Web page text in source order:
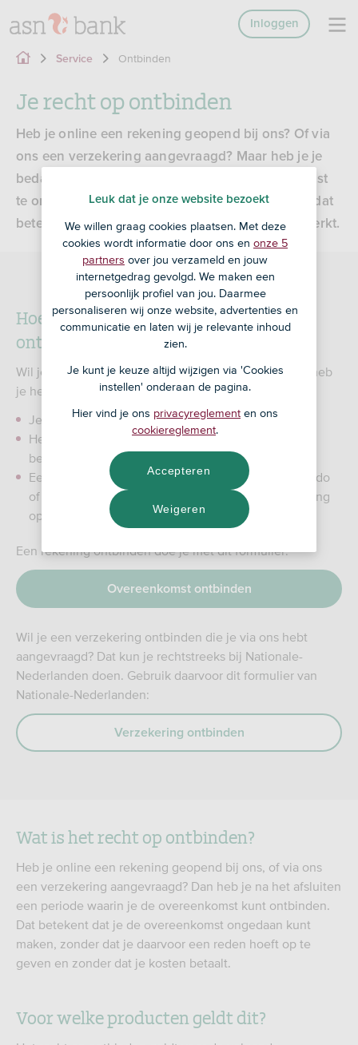
Inloggen
Service Ontbinden
Je recht op ontbinden
Heb je online een rekening geopend bij ons? Of via
ons een verzekering aangevraagd? Maar heb je je
bedacht? Dan heb je het recht om je overeenkomst
te ontbinden. Op deze pagina leggen we uit wat dat
betekent, wanneer je dit kunt doen en hoe het werkt.
Hoe maak je gebruik van je recht op
ontbinden?
Wil je gebruikmaken van je recht op ontbinden? Dan heb
je het volgende nodig:
Je naam en contactgegevens
Het aanvraagnummer of rekeningnummer uit je
bevestigingsmail
Een rekeningnummer waarop wij een eventueel saldo
of premie kunnen terugstorten (dit moet een rekening
op jouw naam zijn)
Een rekening ontbinden doe je met dit formulier:
Overeenkomst ontbinden
Wil je een verzekering ontbinden die je via ons hebt
aangevraagd? Dat kun je rechtstreeks bij Nationale-
Nederlanden doen. Gebruik daarvoor dit formulier van
Nationale-Nederlanden:
Verzekering ontbinden
Wat is het recht op ontbinden?
Heb je online een rekening geopend bij ons, of via ons
een verzekering aangevraagd? Dan heb je na het afsluiten
een periode waarin je de overeenkomst kunt ontbinden.
Dat betekent dat je de overeenkomst ongedaan kunt
maken, zonder dat je daarvoor een reden hoeft op te
geven en zonder dat je kosten betaalt.
Voor welke producten geldt dit?
Leuk dat je onze website bezoekt
We willen graag cookies plaatsen. Met deze
cookies wordt informatie door ons en onze 5
partners over jou verzameld en jouw
internetgedrag gevolgd. We maken een
persoonlijk profiel van jou. Daarmee
personaliseren wij onze website, advertenties en
communicatie en laten wij je relevante inhoud
zien.
Je kunt je keuze altijd wijzigen via 'Cookies
instellen' onderaan de pagina.
Hier vind je ons privacyreglement en ons
cookiereglement.
Weigeren
Accepteren